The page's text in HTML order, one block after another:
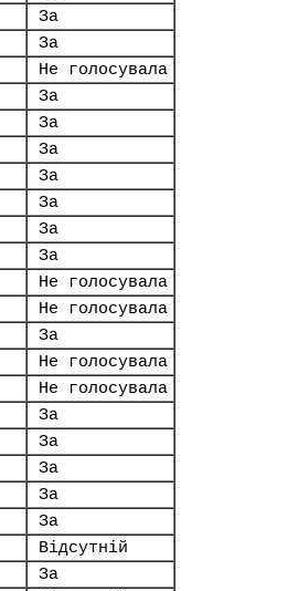
За
За
Не голосувала
За
За
За
За
За
За
За
Не голосувала
Не голосувала
За
Не голосувала
Не голосувала
За
За
За
За
За
Відсутній
За